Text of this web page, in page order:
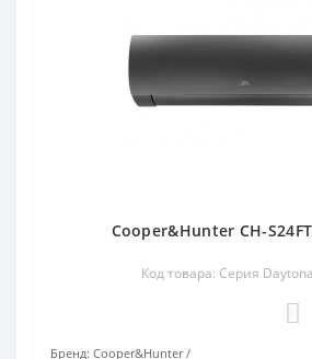
Cooper&Hunter CH-
Код товара: Серия
Бренд: Cooper&Hunter